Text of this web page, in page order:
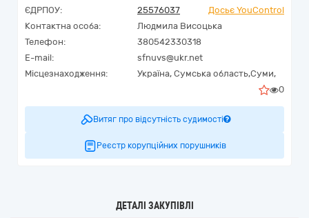
ЄДРПОУ:
25576037
Досьє YouControl
Контактна особа:
Людмила Висоцька
Телефон:
380542330318
E-mail:
sfnuvs@ukr.net
Місцезнаходження:
Україна, Сумська область,Суми,
0
Витяг про відсутність судимості
Реєстр корупційних порушників
ДЕТАЛІ ЗАКУПІВЛІ